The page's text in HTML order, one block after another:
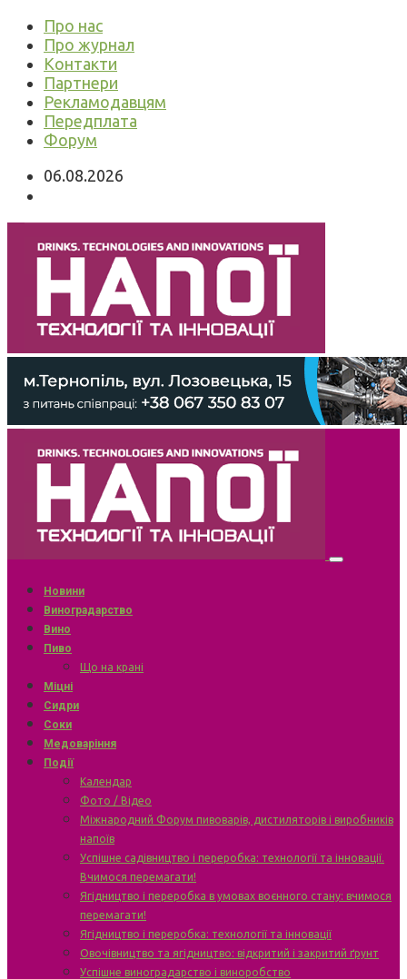
Про нас
Про журнал
Контакти
Партнери
Рекламодавцям
Передплата
Форум
06.08.2026
Новини
Виноградарство
Вино
Пиво
Що на крані
Міцні
Сидри
Соки
Медоваріння
Події
Календар
Фото / Відео
Міжнародний Форум пивоварів, дистиляторів і виробників
напоїв
Успішне садівництво і переробка: технології та інновації.
Вчимося перемагати!
Ягідництво і переробка в умовах воєнного стану: вчимося
перемагати!
Ягідництво і переробка: технології та інновації
Овочівництво та ягідництво: відкритий і закритий ґрунт
Успішне виноградарство і виноробство